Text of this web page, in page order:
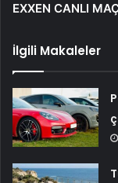
EXXEN CANLI
İlgili Makaleler